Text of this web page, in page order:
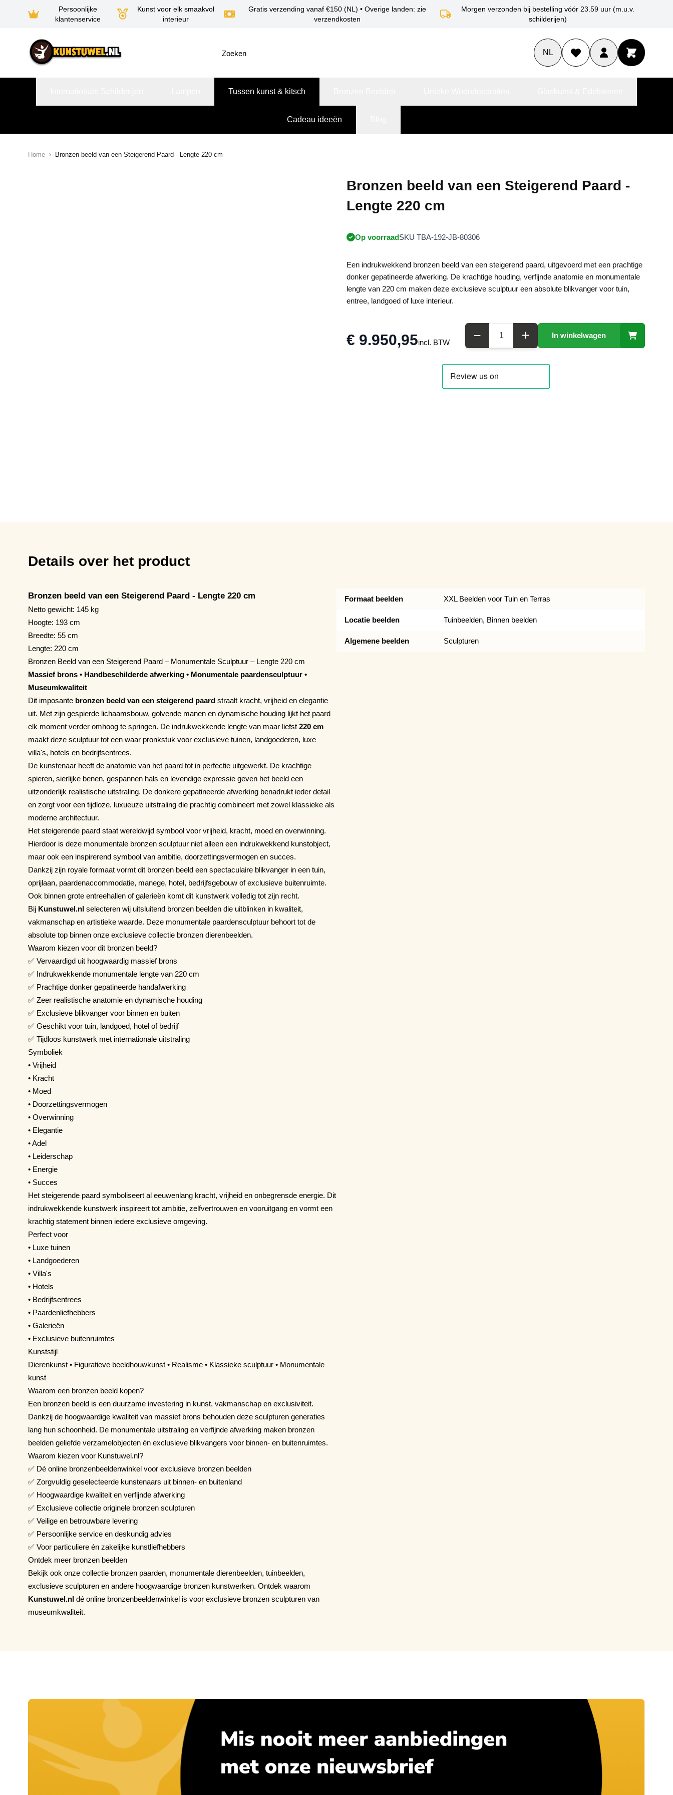
Persoonlijke
klantenservice
Kunst voor elk smaakvol
interieur
Gratis verzending vanaf €150 (NL) • Overige landen: zie
verzendkosten
Morgen verzonden bij bestelling vóór 23.59 uur (m.u.v.
schilderijen)
NL
Tussen kunst & kitsch
Cadeau ideeën
Home Bronzen beeld van een Steigerend Paard - Lengte 220 cm
Bronzen beeld van een Steigerend Paard -
Lengte 220 cm
Op voorraadSKU TBA-192-JB-80306
Een indrukwekkend bronzen beeld van een steigerend paard, uitgevoerd met een prachtige
donker gepatineerde afwerking. De krachtige houding, verfijnde anatomie en monumentale
lengte van 220 cm maken deze exclusieve sculptuur een absolute blikvanger voor tuin,
entree, landgoed of luxe interieur.
€ 9.950,95incl. BTW
In winkelwagen
Details over het product
Bronzen beeld van een Steigerend Paard - Lengte 220 cm
Netto gewicht: 145 kg
Hoogte: 193 cm
Breedte: 55 cm
Lengte: 220 cm
Bronzen Beeld van een Steigerend Paard – Monumentale Sculptuur – Lengte 220 cm
Massief brons • Handbeschilderde afwerking • Monumentale paardensculptuur •
Museumkwaliteit
Dit imposante bronzen beeld van een steigerend paard straalt kracht, vrijheid en elegantie
uit. Met zijn gespierde lichaamsbouw, golvende manen en dynamische houding lijkt het paard
elk moment verder omhoog te springen. De indrukwekkende lengte van maar liefst 220 cm
maakt deze sculptuur tot een waar pronkstuk voor exclusieve tuinen, landgoederen, luxe
villa's, hotels en bedrijfsentrees.
De kunstenaar heeft de anatomie van het paard tot in perfectie uitgewerkt. De krachtige
spieren, sierlijke benen, gespannen hals en levendige expressie geven het beeld een
uitzonderlijk realistische uitstraling. De donkere gepatineerde afwerking benadrukt ieder detail
en zorgt voor een tijdloze, luxueuze uitstraling die prachtig combineert met zowel klassieke als
moderne architectuur.
Het steigerende paard staat wereldwijd symbool voor vrijheid, kracht, moed en overwinning.
Hierdoor is deze monumentale bronzen sculptuur niet alleen een indrukwekkend kunstobject,
maar ook een inspirerend symbool van ambitie, doorzettingsvermogen en succes.
Dankzij zijn royale formaat vormt dit bronzen beeld een spectaculaire blikvanger in een tuin,
oprijlaan, paardenaccommodatie, manege, hotel, bedrijfsgebouw of exclusieve buitenruimte.
Ook binnen grote entreehallen of galerieën komt dit kunstwerk volledig tot zijn recht.
Bij Kunstuwel.nl selecteren wij uitsluitend bronzen beelden die uitblinken in kwaliteit,
vakmanschap en artistieke waarde. Deze monumentale paardensculptuur behoort tot de
absolute top binnen onze exclusieve collectie bronzen dierenbeelden.
Waarom kiezen voor dit bronzen beeld?
✅ Vervaardigd uit hoogwaardig massief brons
✅ Indrukwekkende monumentale lengte van 220 cm
✅ Prachtige donker gepatineerde handafwerking
✅ Zeer realistische anatomie en dynamische houding
✅ Exclusieve blikvanger voor binnen en buiten
✅ Geschikt voor tuin, landgoed, hotel of bedrijf
✅ Tijdloos kunstwerk met internationale uitstraling
Symboliek
• Vrijheid
• Kracht
• Moed
• Doorzettingsvermogen
• Overwinning
• Elegantie
• Adel
• Leiderschap
• Energie
• Succes
Het steigerende paard symboliseert al eeuwenlang kracht, vrijheid en onbegrensde energie. Dit
indrukwekkende kunstwerk inspireert tot ambitie, zelfvertrouwen en vooruitgang en vormt een
krachtig statement binnen iedere exclusieve omgeving.
Perfect voor
• Luxe tuinen
• Landgoederen
• Villa's
• Hotels
• Bedrijfsentrees
• Paardenliefhebbers
• Galerieën
• Exclusieve buitenruimtes
Kunststijl
Dierenkunst • Figuratieve beeldhouwkunst • Realisme • Klassieke sculptuur • Monumentale
kunst
Waarom een bronzen beeld kopen?
Een bronzen beeld is een duurzame investering in kunst, vakmanschap en exclusiviteit.
Dankzij de hoogwaardige kwaliteit van massief brons behouden deze sculpturen generaties
lang hun schoonheid. De monumentale uitstraling en verfijnde afwerking maken bronzen
beelden geliefde verzamelobjecten én exclusieve blikvangers voor binnen- en buitenruimtes.
Waarom kiezen voor Kunstuwel.nl?
✅ Dé online bronzenbeeldenwinkel voor exclusieve bronzen beelden
✅ Zorgvuldig geselecteerde kunstenaars uit binnen- en buitenland
✅ Hoogwaardige kwaliteit en verfijnde afwerking
✅ Exclusieve collectie originele bronzen sculpturen
✅ Veilige en betrouwbare levering
✅ Persoonlijke service en deskundig advies
✅ Voor particuliere én zakelijke kunstliefhebbers
Ontdek meer bronzen beelden
Bekijk ook onze collectie bronzen paarden, monumentale dierenbeelden, tuinbeelden,
exclusieve sculpturen en andere hoogwaardige bronzen kunstwerken. Ontdek waarom
Kunstuwel.nl dé online bronzenbeeldenwinkel is voor exclusieve bronzen sculpturen van
museumkwaliteit.
Formaat beelden XXL Beelden voor Tuin en Terras
Locatie beelden Tuinbeelden, Binnen beelden
Algemene beelden Sculpturen